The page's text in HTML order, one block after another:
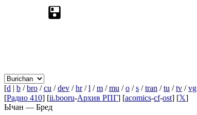
[d | b /bro /cu /dev /hr/l /m /mu /o /s /tran /tu /tv /vg
[Радио 410] [ii.booru-Архив РПГ] [acomics-cf-ost] [𝕏]
Ычан — Бред